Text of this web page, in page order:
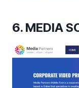
6. MEDIA